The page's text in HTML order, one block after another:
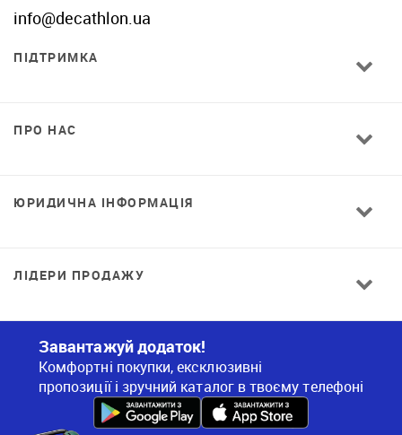
info@decathlon.ua
ПІДТРИМКА
ПРО НАС
ЮРИДИЧНА ІНФОРМАЦІЯ
ЛІДЕРИ ПРОДАЖУ
Завантажуй додаток!
Комфортні покупки, ексклюзивні
пропозиції і зручний каталог в твоєму телефоні